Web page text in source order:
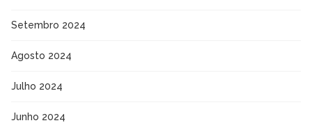
Setembro 2024
Agosto 2024
Julho 2024
Junho 2024